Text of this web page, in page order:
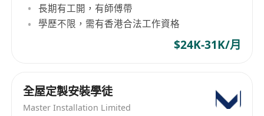
長期有工開，有師傅帶
學歷不限，需有香港合法工作資格
$24K-31K/月
全屋定製安裝學徒
Master Installation Limited